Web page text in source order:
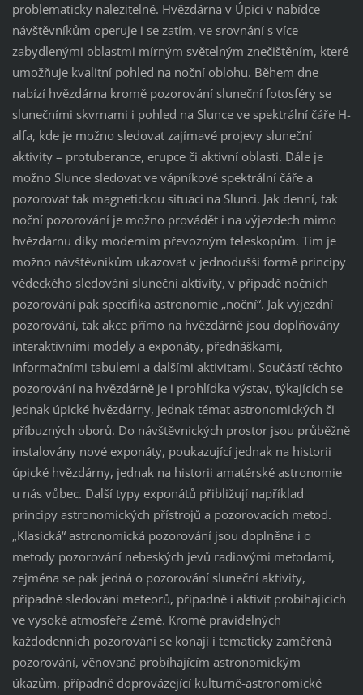
problematicky nalezitelné. Hvězdárna v Úpici v nabídce
návštěvníkům operuje i se zatím, ve srovnání s více
zabydlenými oblastmi mírným světelným znečištěním, které
umožňuje kvalitní pohled na noční oblohu. Během dne
nabízí hvězdárna kromě pozorování sluneční fotosféry se
slunečními skvrnami i pohled na Slunce ve spektrální čáře H-
alfa, kde je možno sledovat zajímavé projevy sluneční
aktivity – protuberance, erupce či aktivní oblasti. Dále je
možno Slunce sledovat ve vápníkové spektrální čáře a
pozorovat tak magnetickou situaci na Slunci. Jak denní, tak
noční pozorování je možno provádět i na výjezdech mimo
hvězdárnu díky moderním převozným teleskopům. Tím je
možno návštěvníkům ukazovat v jednodušší formě principy
vědeckého sledování sluneční aktivity, v případě nočních
pozorování pak specifika astronomie „noční“. Jak výjezdní
pozorování, tak akce přímo na hvězdárně jsou doplňovány
interaktivními modely a exponáty, přednáškami,
informačními tabulemi a dalšími aktivitami. Součástí těchto
pozorování na hvězdárně je i prohlídka výstav, týkajících se
jednak úpické hvězdárny, jednak témat astronomických či
příbuzných oborů. Do návštěvnických prostor jsou průběžně
instalovány nové exponáty, poukazující jednak na historii
úpické hvězdárny, jednak na historii amatérské astronomie
u nás vůbec. Další typy exponátů přibližují například
principy astronomických přístrojů a pozorovacích metod.
„Klasická“ astronomická pozorování jsou doplněna i o
metody pozorování nebeských jevů radiovými metodami,
zejména se pak jedná o pozorování sluneční aktivity,
případně sledování meteorů, případně i aktivit probíhajících
ve vysoké atmosféře Země. Kromě pravidelných
každodenních pozorování se konají i tematicky zaměřená
pozorování, věnovaná probíhajícím astronomickým
úkazům, případně doprovázející kulturně-astronomické